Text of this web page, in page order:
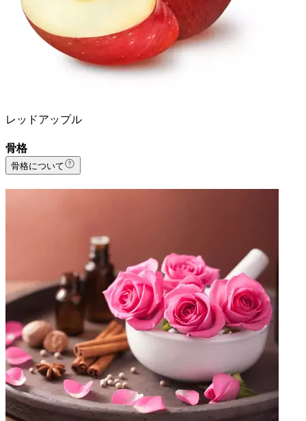
レッドアップル
骨格
骨格について